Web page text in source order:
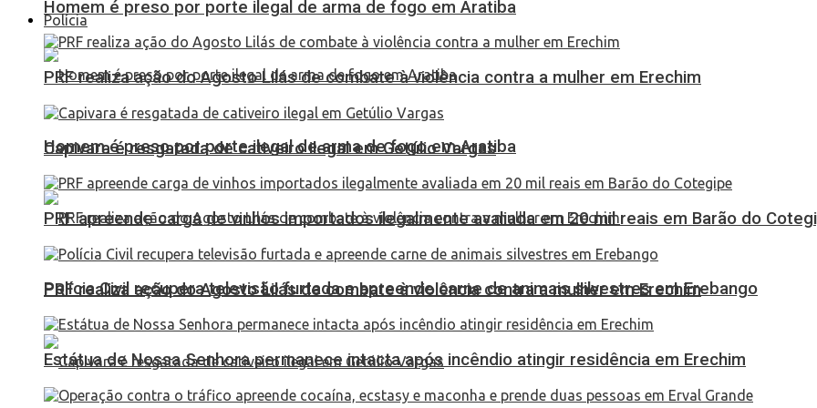
Polícia
Homem é preso por porte ilegal de arma de fogo em Aratiba
PRF realiza ação do Agosto Lilás de combate à violência contra a mulher em Erechim
Homem é preso por porte ilegal de arma de fogo em Aratiba
PRF realiza ação do Agosto Lilás de combate à violência contra a mulher em Erechim
Capivara é resgatada de cativeiro ilegal em Getúlio Vargas
PRF apreende carga de vinhos importados ilegalmente avaliada em 20 mil reais em Barão do
Polícia Civil recupera televisão furtada e apreende carne de animais silvestres em Erebango
Estátua de Nossa Senhora permanece intacta após incêndio atingir residência em Erechim